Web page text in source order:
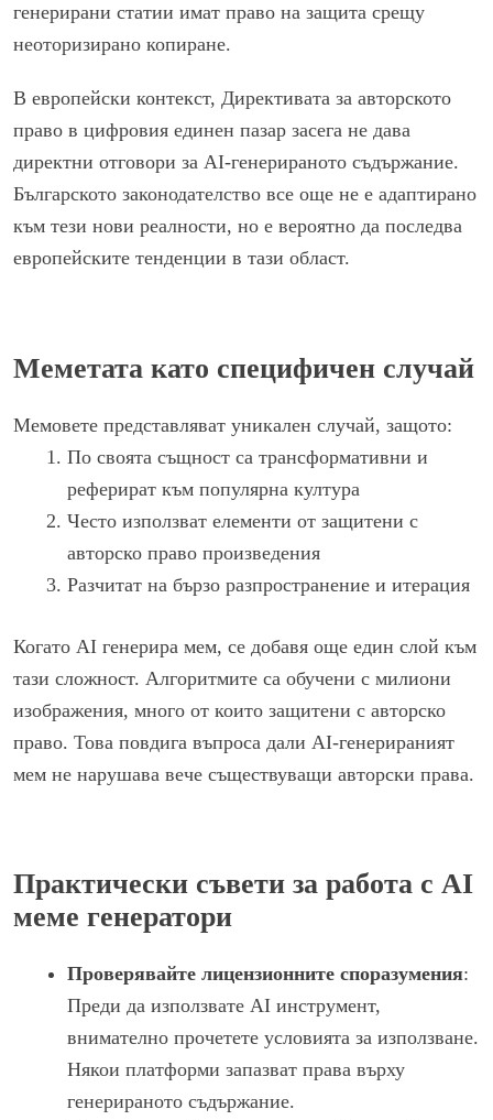
генерирани статии имат право на защита срещу
неоторизирано копиране.
В европейски контекст, Директивата за авторското
право в цифровия единен пазар засега не дава
директни отговори за AI-генерираното съдържание.
Българското законодателство все още не е адаптирано
към тези нови реалности, но е вероятно да последва
европейските тенденции в тази област.
Меметата като специфичен случай
Мемовете представляват уникален случай, защото:
По своята същност са трансформативни и
реферират към популярна култура
Често използват елементи от защитени с
авторско право произведения
Разчитат на бързо разпространение и итерация
Когато AI генерира мем, се добавя още един слой към
тази сложност. Алгоритмите са обучени с милиони
изображения, много от които защитени с авторско
право. Това повдига въпроса дали AI-генерираният
мем не нарушава вече съществуващи авторски права.
Практически съвети за работа с AI
меме генератори
Проверявайте лицензионните споразумения:
Преди да използвате AI инструмент,
внимателно прочетете условията за използване.
Някои платформи запазват права върху
генерираното съдържание.